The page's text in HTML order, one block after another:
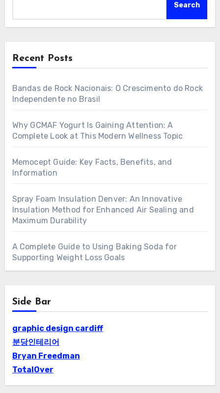
Search
Recent Posts
Bandas de Rock Nacionais: O Crescimento do Rock
Independente no Brasil
Why GCMAF Yogurt Is Gaining Attention: A
Complete Look at This Modern Wellness Topic
Memocept Guide: Key Facts, Benefits, and
Information
Spray Foam Insulation Denver: An Innovative
Insulation Method for Enhanced Air Sealing and
Maximum Durability
A Complete Guide to Using Baking Soda for
Supporting Weight Loss Goals
Side Bar
graphic design cardiff
분당인테리어
Bryan Freedman
TotalOver